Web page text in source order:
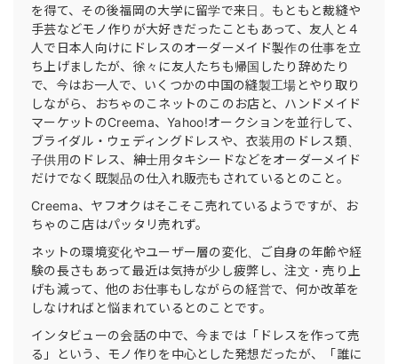
を得て、その後福岡の大学に留学で来日。もともと裁縫や
手芸などモノ作りが大好きだったこともあって、友人と４
人で日本人向けにドレスのオーダーメイド製作の仕事を立
ち上げましたが、徐々に友人たちも帰国したり辞めたり
で、今はお一人で、いくつかの中国の縫製工場とやり取り
しながら、おちゃのこネットのこのお店と、ハンドメイド
マーケットのCreema、Yahoo!オークションを並行して、
ブライダル・ウェディングドレスや、衣装用のドレス類、
子供用のドレス、紳士用タキシードなどをオーダーメイド
だけでなく既製品の仕入れ販売もされているとのこと。
Creema、ヤフオクはそこそこ売れているようですが、お
ちゃのこ店はパッタリ売れず。
ネットの環境変化やユーザー層の変化、ご自身の年齢や経
験の長さもあって最近は気持が少し疲弊し、注文・売り上
げも減って、他のお仕事もしながらの経営で、何か改革を
しなければと悩まれているとのことです。
インタビューの会話の中で、今までは「ドレスを作って売
る」という、モノ作りを中心とした発想だったが、「誰に